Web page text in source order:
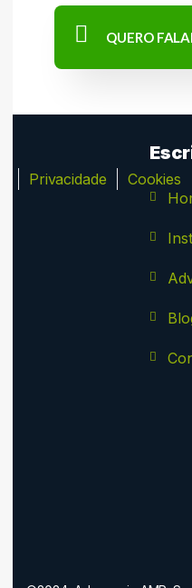
QUERO
Privacidade Cookies